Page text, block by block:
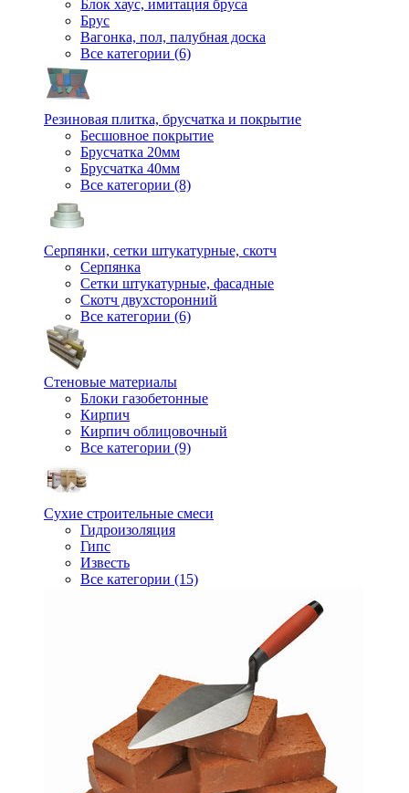
Блок хаус, имитация бруса
Брус
Вагонка, пол, палубная доска
Все категории (6)
Резиновая плитка, брусчатка и покрытие
Бесшовное покрытие
Брусчатка 20мм
Брусчатка 40мм
Все категории (8)
Серпянки, сетки штукатурные, скотч
Серпянка
Сетки штукатурные, фасадные
Скотч двухсторонний
Все категории (6)
Стеновые материалы
Блоки газобетонные
Кирпич
Кирпич облицовочный
Все категории (9)
Сухие строительные смеси
Гидроизоляция
Гипс
Известь
Все категории (15)